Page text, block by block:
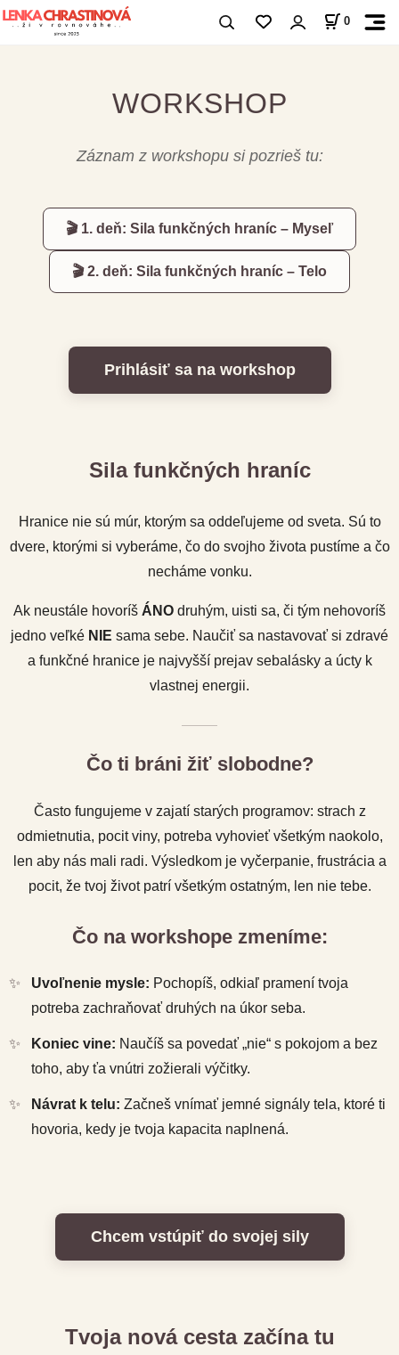
0
WORKSHOP
Záznam z workshopu si pozrieš tu:
🎬 1. deň: Sila funkčných hraníc – Myseľ
🎬 2. deň: Sila funkčných hraníc – Telo
Prihlásiť sa na workshop
Sila funkčných hraníc
Hranice nie sú múr, ktorým sa oddeľujeme od sveta. Sú to
dvere, ktorými si vyberáme, čo do svojho života pustíme a čo
necháme vonku.
Ak neustále hovoríš ÁNO druhým, uisti sa, či tým nehovoríš
jedno veľké NIE sama sebe. Naučiť sa nastavovať si zdravé
a funkčné hranice je najvyšší prejav sebalásky a úcty k
vlastnej energii.
Čo ti bráni žiť slobodne?
Často fungujeme v zajatí starých programov: strach z
odmietnutia, pocit viny, potreba vyhovieť všetkým naokolo,
len aby nás mali radi. Výsledkom je vyčerpanie, frustrácia a
pocit, že tvoj život patrí všetkým ostatným, len nie tebe.
Čo na workshope zmeníme:
✨ Uvoľnenie mysle: Pochopíš, odkiaľ pramení tvoja
potreba zachraňovať druhých na úkor seba.
✨ Koniec vine: Naučíš sa povedať „nie“ s pokojom a bez
toho, aby ťa vnútri zožierali výčitky.
✨ Návrat k telu: Začneš vnímať jemné signály tela, ktoré ti
hovoria, kedy je tvoja kapacita naplnená.
Chcem vstúpiť do svojej sily
Tvoja nová cesta začína tu